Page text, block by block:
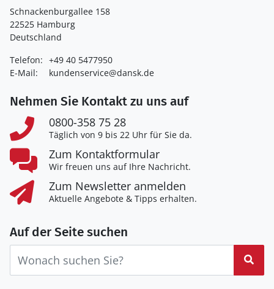
Schnackenburgallee 158
22525 Hamburg
Deutschland
Telefon: +49 40 5477950
E-Mail:
kundenservice@dansk.de
Nehmen Sie Kontakt zu uns auf
0800-358 75 28
Täglich von 9 bis 22 Uhr für Sie da.
Zum Kontaktformular
Wir freuen uns auf Ihre Nachricht.
Zum Newsletter anmelden
Aktuelle Angebote & Tipps erhalten.
Auf der Seite suchen